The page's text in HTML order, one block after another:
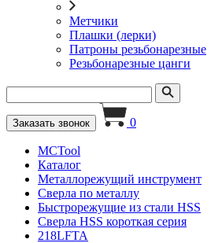
Метчики
Плашки (лерки)
Патроны резьбонарезные
Резьбонарезные цанги
Заказать звонок 0
MCTool
Каталог
Металлорежущий инструмент
Сверла по металлу
Быстрорежущие из стали HSS
Сверла HSS короткая серия
218LFTA